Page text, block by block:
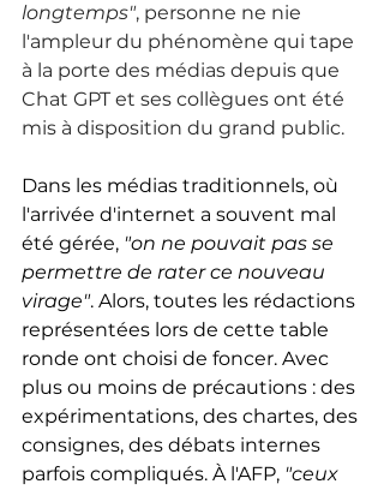
longtemps", personne ne nie
l'ampleur du phénomène qui tape
à la porte des médias depuis que
Chat GPT et ses collègues ont été
mis à disposition du grand public.
Dans les médias traditionnels, où
l'arrivée d'internet a souvent mal
été gérée, "on ne pouvait pas se
permettre de rater ce nouveau
virage". Alors, toutes les rédactions
représentées lors de cette table
ronde ont choisi de foncer. Avec
plus ou moins de précautions : des
expérimentations, des chartes, des
consignes, des débats internes
parfois compliqués. À l'AFP, "ceux